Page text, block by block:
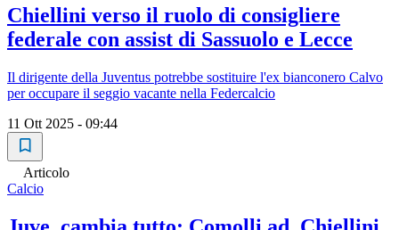
Chiellini verso il ruolo di consigliere
federale con assist di Sassuolo e Lecce
Il dirigente della Juventus potrebbe sostituire l'ex bianconero Calvo
per occupare il seggio vacante nella Federcalcio
11 Ott 2025 - 09:44
Articolo
Calcio